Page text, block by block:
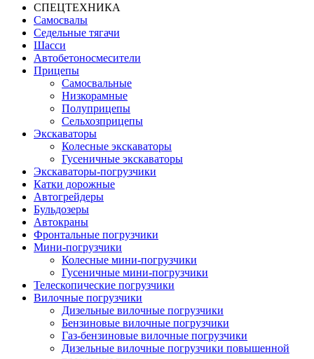
СПЕЦТЕХНИКА
Самосвалы
Седельные тягачи
Шасси
Автобетоно­смесители
Прицепы
Самосвальные
Низкорамные
Полуприцепы
Сельхозприцепы
Экскаваторы
Колесные экскаваторы
Гусеничные экскаваторы
Экскаваторы-погрузчики
Катки дорожные
Автогрейдеры
Бульдозеры
Автокраны
Фронтальные погрузчики
Мини-погрузчики
Колесные мини-погрузчики
Гусеничные мини-погрузчики
Телескопические погрузчики
Вилочные погрузчики
Дизельные вилочные погрузчики
Бензиновые вилочные погрузчики
Газ-бензиновые вилочные погрузчики
Дизельные вилочные погрузчики повышенной